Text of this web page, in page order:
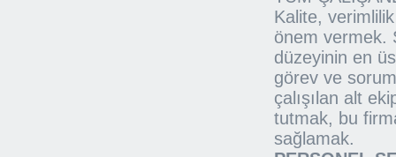
Kalite, verimlilik
önem vermek.
düzeyinin en
görev ve
çalışılan alt
tutmak, bu
sağlamak.